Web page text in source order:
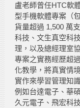
盧老師曾任HTC軟
型手機軟體專案（
貨量超過 1,500 萬
科技、文生真空科
理，以及總經理室
專案之實務經歷超
化教學，將真實情
實作來學習管理知
例如台達電子、華
久元電子、飛宏科